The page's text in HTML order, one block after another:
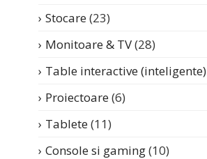
Stocare (23)
Monitoare & TV(28)
Table interactive (inteligente)
Proiectoare (6)
Tablete (11)
Console si gaming(10)